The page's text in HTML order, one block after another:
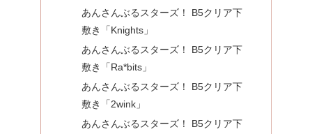
あんさんぶるスターズ！ B5クリア下
敷き「Knights」
あんさんぶるスターズ！ B5クリア下
敷き「Ra*bits」
あんさんぶるスターズ！ B5クリア下
敷き「2wink」
あんさんぶるスターズ！ B5クリア下